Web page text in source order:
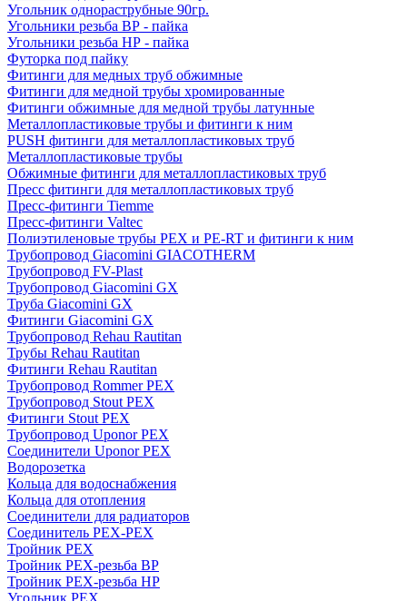
Угольник однораструбные 90гр.
Угольники резьба ВР - пайка
Угольники резьба НР - пайка
Футорка под пайку
Фитинги для медных труб обжимные
Фитинги для медной трубы хромированные
Фитинги обжимные для медной трубы латунные
Металлопластиковые трубы и фитинги к ним
PUSH фитинги для металлопластиковых труб
Металлопластиковые трубы
Обжимные фитинги для металлопластиковых труб
Пресс фитинги для металлопластиковых труб
Пресс-фитинги Tiemme
Пресс-фитинги Valtec
Полиэтиленовые трубы PEX и PE-RT и фитинги к ним
Трубопровод Giacomini GIACOTHERM
Трубопровод FV-Plast
Трубопровод Giacomini GX
Труба Giacomini GX
Фитинги Giacomini GX
Трубопровод Rehau Rautitan
Трубы Rehau Rautitan
Фитинги Rehau Rautitan
Трубопровод Rommer PEX
Трубопровод Stout PEX
Фитинги Stout PEX
Трубопровод Uponor PEX
Соединители Uponor PEX
Водорозетка
Кольца для водоснабжения
Кольца для отопления
Соединители для радиаторов
Соединитель PEX-PEX
Тройник PEX
Тройник PEX-резьба ВР
Тройник PEX-резьба НР
Угольник PEX